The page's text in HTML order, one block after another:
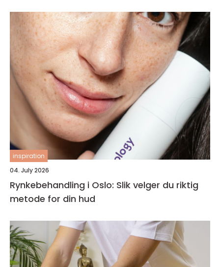
inspiration
04. July 2026
Rynkebehandling i Oslo: Slik velger du riktig
metode for din hud